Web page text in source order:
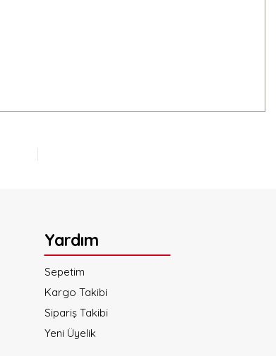
Yardım
Sepetim
Kargo Takibi
Sipariş Takibi
Yeni Üyelik